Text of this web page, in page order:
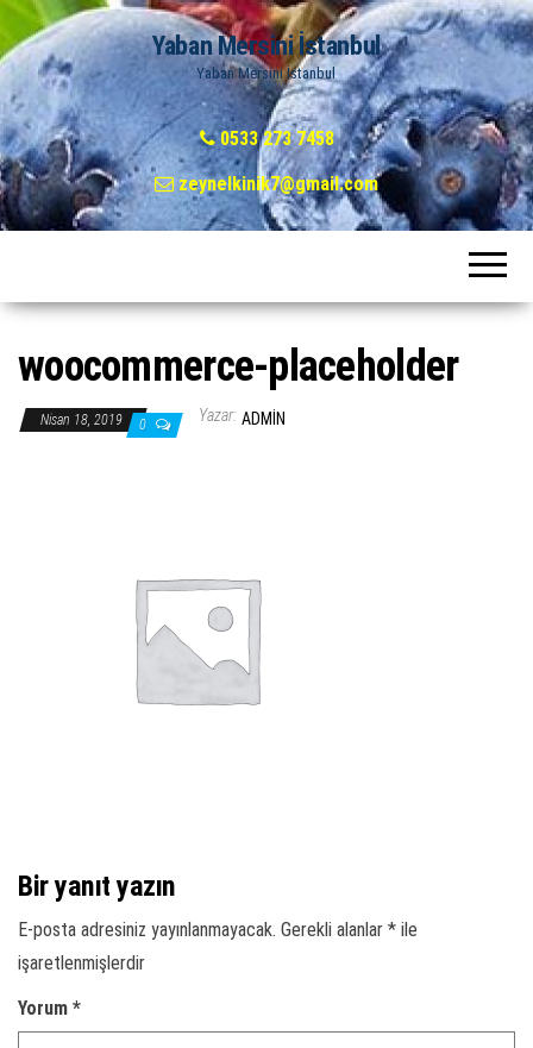
Yaban Mersini İstanbul
Yaban Mersini İstanbul
0533 273 7458
zeynelkinik7@gmail.com
woocommerce-placeholder
Nisan 18, 2019 0 Yazar: ADMIN
Bir yanıt yazın
E-posta adresiniz yayınlanmayacak. Gerekli alanlar * ile
işaretlenmişlerdir
Yorum *